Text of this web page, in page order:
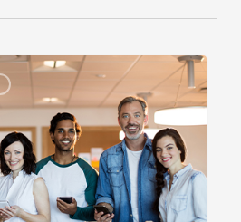
1